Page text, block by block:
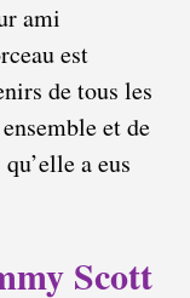
ami
est
de tous les
et de
a eus
Scott